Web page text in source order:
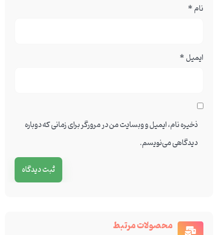
نام*
ایمیل*
ذخیره نام، ایمیل و وبسایت من در مرورگر برای زمانی که دوباره
دیدگاهی می‌نویسم.
محصولات مرتبط